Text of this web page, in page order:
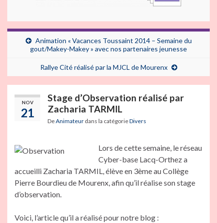
Animation « Vacances Toussaint 2014 – Semaine du
gout/Makey-Makey » avec nos partenaires jeunesse
Rallye Cité réalisé par la MJCL de Mourenx
NOV
21
Stage d’Observation réalisé par
Zacharia TARMIL
DeAnimateur dans la catégorieDivers
Lors de cette semaine, le réseau
Cyber-base Lacq-Orthez a
accueilli Zacharia TARMIL, élève en 3ème au Collège
Pierre Bourdieu de Mourenx, afin qu’il réalise son stage
d’observation.
Voici, l’article qu’il a réalisé pour notre blog :